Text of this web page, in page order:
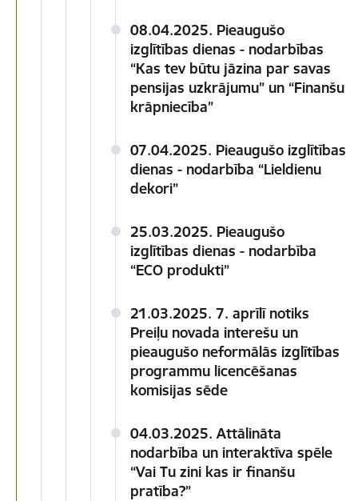
08.04.2025. Pieaugušo
izglītības dienas - nodarbības
“Kas tev būtu jāzina par savas
pensijas uzkrājumu” un “Finanšu
krāpniecība”
07.04.2025. Pieaugušo izglītības
dienas - nodarbība “Lieldienu
dekori”
25.03.2025. Pieaugušo
izglītības dienas - nodarbība
“ECO produkti”
21.03.2025. 7. aprīlī notiks
Preiļu novada interešu un
pieaugušo neformālās izglītības
programmu licencēšanas
komisijas sēde
04.03.2025. Attālināta
nodarbība un interaktīva spēle
“Vai Tu zini kas ir finanšu
pratība?”